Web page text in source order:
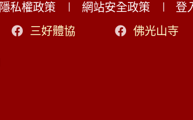
隱私權政策 網站安全政策
登
三好體協 佛光山寺